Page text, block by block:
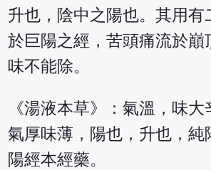
升也，陰中之陽也。其用有
於巨陽之經，苦頭痛流於巔
味不能除。
《湯液本草》：氣溫，味大
氣厚味薄，陽也，升也，純
陽經本經藥。